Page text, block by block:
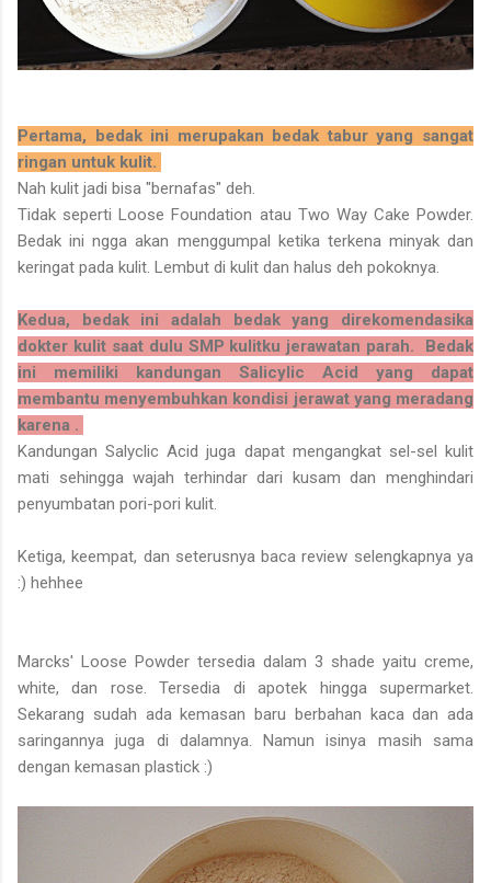
Pertama, bedak ini merupakan bedak tabur yang sangat
ringan untuk kulit.
Nah kulit jadi bisa "bernafas" deh.
Tidak seperti Loose Foundation atau Two Way Cake Powder.
Bedak ini ngga akan menggumpal ketika terkena minyak dan
keringat pada kulit. Lembut di kulit dan halus deh pokoknya.
Kedua, bedak ini adalah bedak yang direkomendasika
dokter kulit saat dulu SMP kulitku jerawatan parah. Bedak
ini memiliki kandungan Salicylic Acid yang dapat
membantu menyembuhkan kondisi jerawat yang meradang
karena .
Kandungan Salyclic Acid juga dapat mengangkat sel-sel kulit
mati sehingga wajah terhindar dari kusam dan menghindari
penyumbatan pori-pori kulit.
Ketiga, keempat, dan seterusnya baca review selengkapnya ya
:) hehhee
Marcks' Loose Powder tersedia dalam 3 shade yaitu creme,
white, dan rose. Tersedia di apotek hingga supermarket.
Sekarang sudah ada kemasan baru berbahan kaca dan ada
saringannya juga di dalamnya. Namun isinya masih sama
dengan kemasan plastick :)